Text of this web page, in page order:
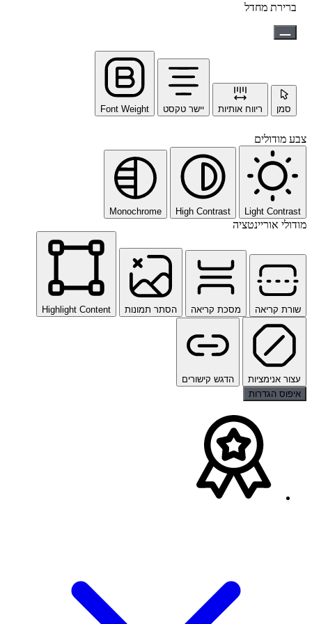
ברירת מחדל
סמן ריווח אותיות יישר טקסט Font Weight
צבע מודולים
Light Contrast
High Contrast
Monochrome
מודולי אוריינטציה
שורת קריאה מסכת קריאה הסתר תמונות Highlight Content
עצור אנימציות
הדגש קישורים
איפוס הגדרות